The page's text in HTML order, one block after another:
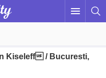
Kiseleff / Bucuresti,